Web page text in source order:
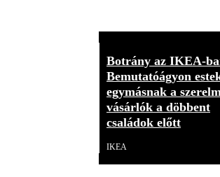
Botrány az IKEA-
Bemutatóágyon
egymásnak a
vásárlók a döbbent
családok előtt
IKEA